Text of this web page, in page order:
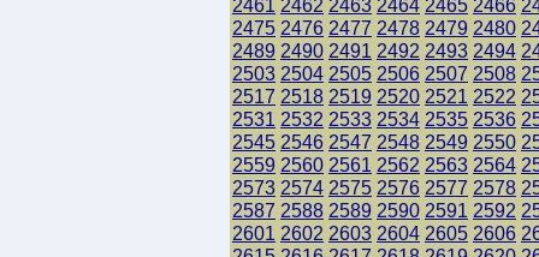
2461 2462 2463 2464 2465 2466
2475 2476 2477 2478 2479 2480
2489 2490 2491 2492 2493 2494
2503 2504 2505 2506 2507 2508
2517 2518 2519 2520 2521 2522
2531 2532 2533 2534 2535 2536
2545 2546 2547 2548 2549 2550
2559 2560 2561 2562 2563 2564
2573 2574 2575 2576 2577 2578
2587 2588 2589 2590 2591 2592
2601 2602 2603 2604 2605 2606